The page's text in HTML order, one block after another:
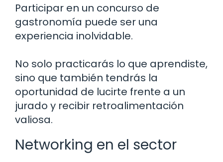
Participar en un concurso de
gastronomía puede ser una
experiencia inolvidable.
No solo practicarás lo que aprendiste,
sino que también tendrás la
oportunidad de lucirte frente a un
jurado y recibir retroalimentación
valiosa.
Networking en el sector